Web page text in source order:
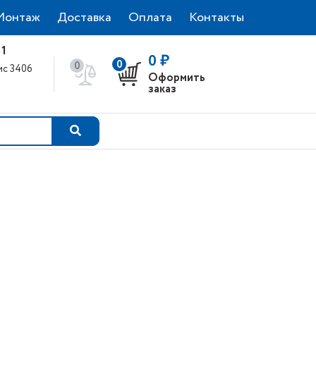
Доставка Оплата Контакты
3406
0 0 0 ₽
Оформить
заказ